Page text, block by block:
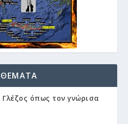
όπως τον γνώρισα